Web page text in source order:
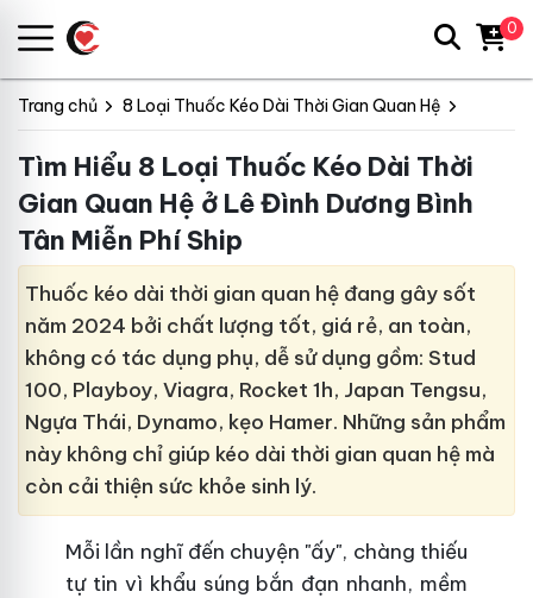
Trang chủ 8 Loại Thuốc Kéo Dài Thời Gian Quan Hệ
Tìm Hiểu 8 Loại Thuốc Kéo Dài Thời
Gian Quan Hệ ở Lê Đình Dương Bình
Tân Miễn Phí Ship
Thuốc kéo dài thời gian quan hệ đang gây sốt
năm 2024 bởi chất lượng tốt, giá rẻ, an toàn,
không có tác dụng phụ, dễ sử dụng gồm: Stud
100, Playboy, Viagra, Rocket 1h, Japan Tengsu,
Ngựa Thái, Dynamo, kẹo Hamer. Những sản phẩm
này không chỉ giúp kéo dài thời gian quan hệ mà
còn cải thiện sức khỏe sinh lý.
Mỗi lần nghĩ đến chuyện "ấy", chàng thiếu
tự tin vì khẩu súng bắn đạn nhanh, mềm
0